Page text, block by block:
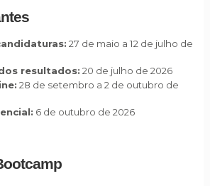
27 de maio a 12 de julho de
resultados: 20 de julho de 2026
28 de setembro a 2 de outubro de
6 de outubro de 2026